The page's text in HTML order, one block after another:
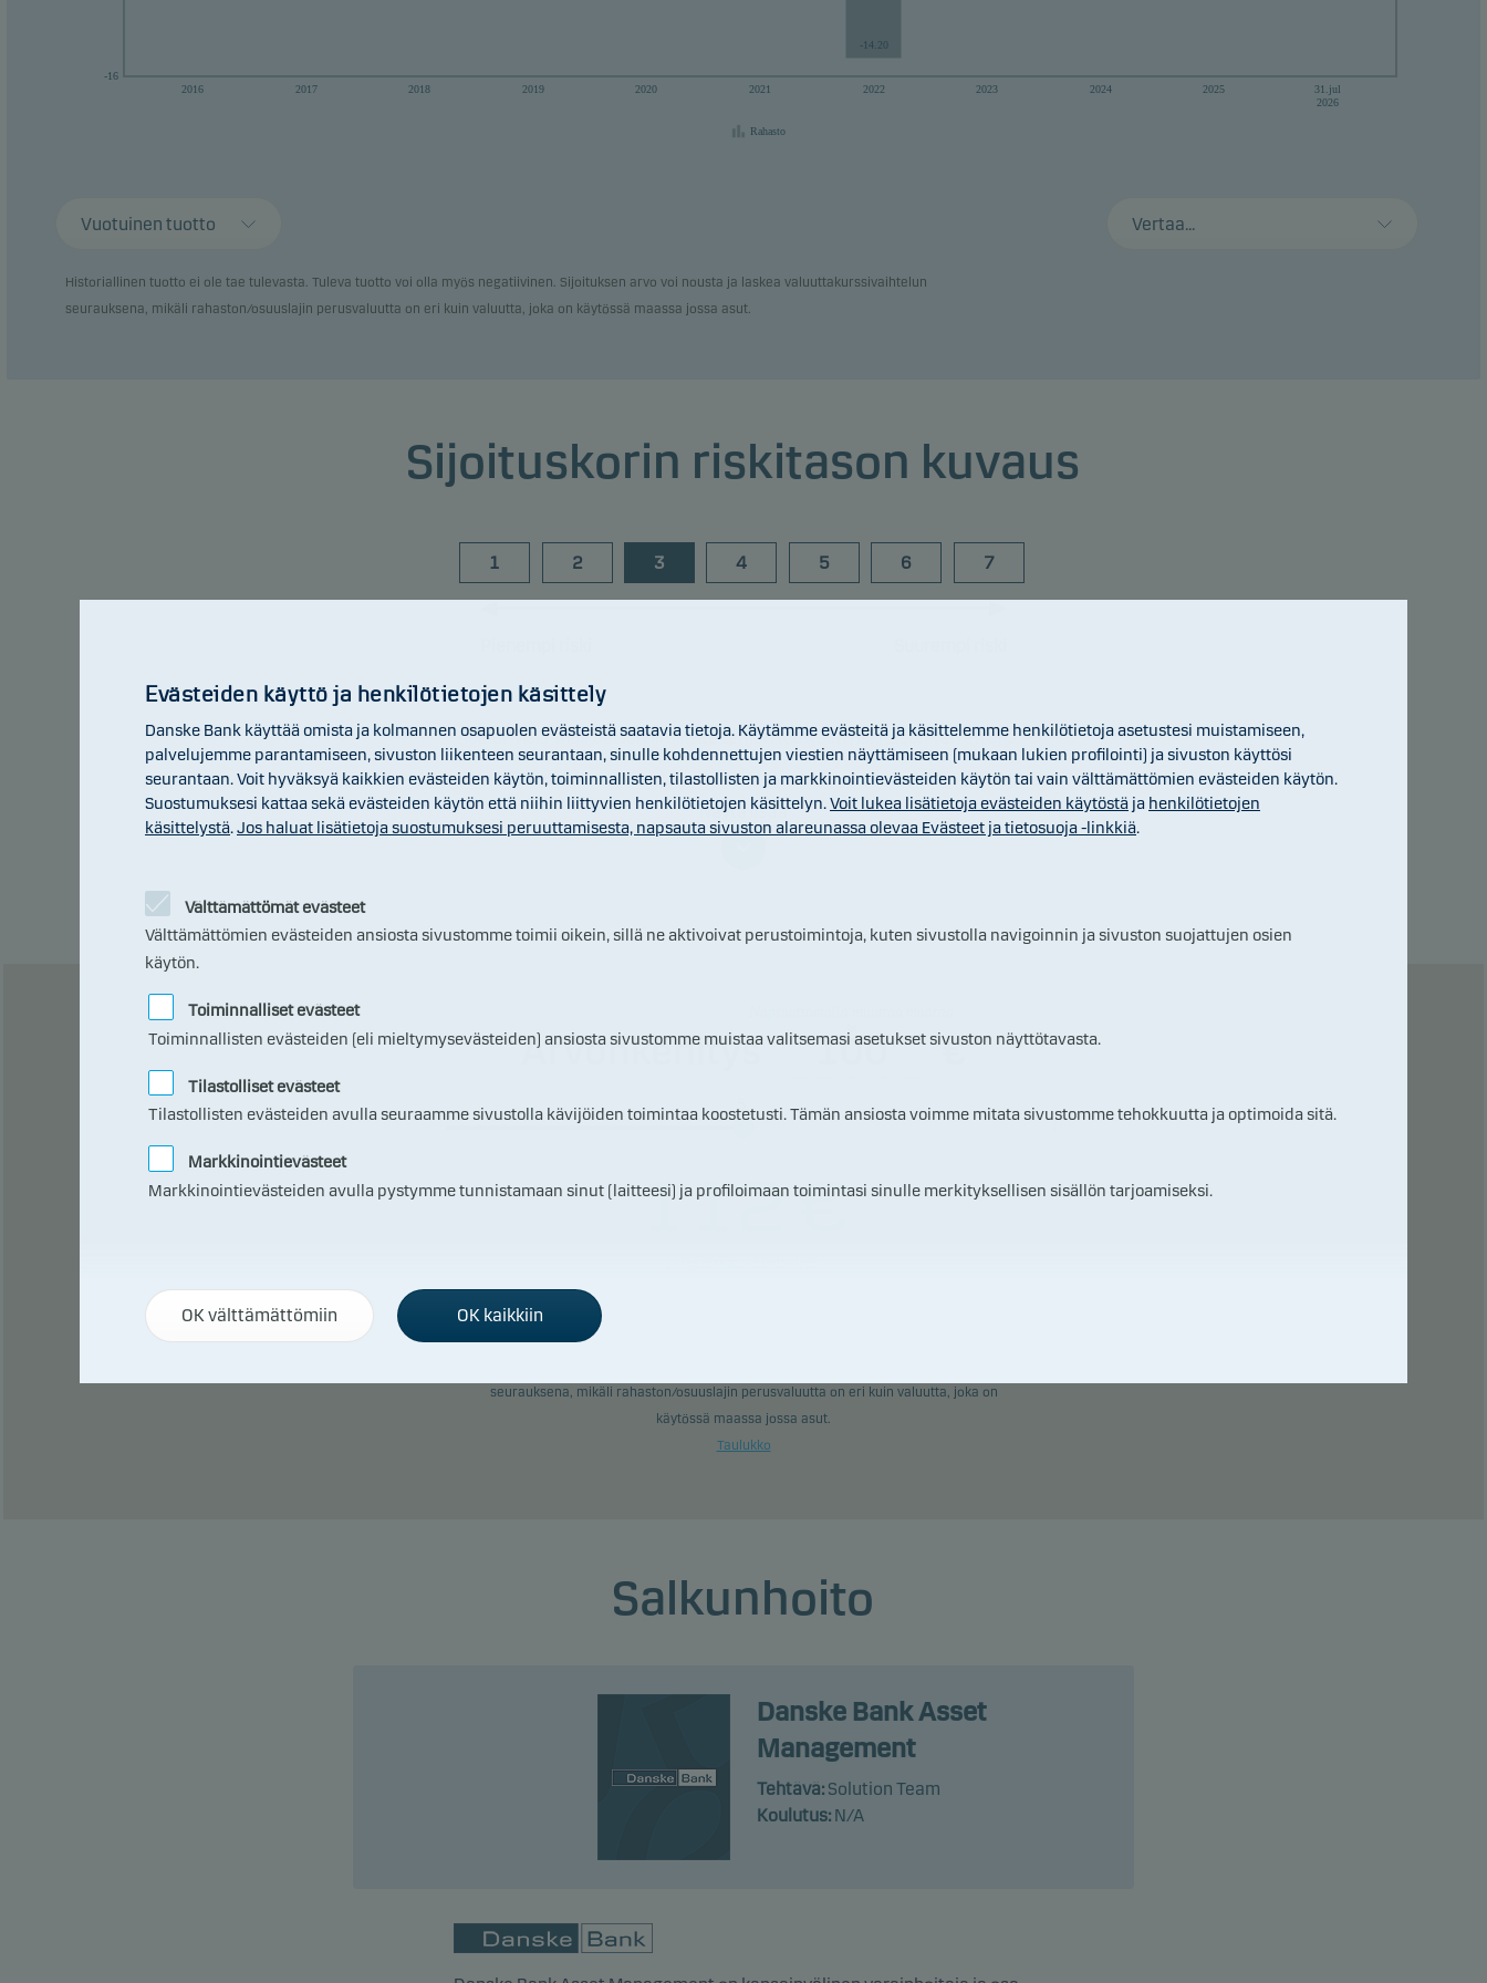
-16
2016 2017 2018 2019 2020 2021 2022 2023 2024 2025
31.jul
2026
-14.20
Rahasto
Vuotuinen tuotto Vertaa...
Historiallinen tuotto ei ole tae tulevasta. Tuleva tuotto voi olla myös negatiivinen. Sijoituksen arvo voi nousta ja laskea valuuttakurssivaihtelun
seurauksena, mikäli rahaston/osuuslajin perusvaluutta on eri kuin valuutta, joka on käytössä maassa jossa asut.
Sijoituskorin riskitason kuvaus
1 2 3 4 5 6 7
Yleinen riski-indikaattori ilmaisee tämän tuotteen riskitason verrattuna
muihin tuotteisiin. Sen avulla kerrotaan, kuinka todennäköisesti
tuotteella menetetään rahaa markkinatapahtumien takia tai sen vuoksi,
ettei tuotteen kehittäjä pysty maksamaan sijoittajalle.
Näytä lisää
Arvonkehitys €
5
112€
Historiallinen tuotto ei ole tae tulevasta. Tuleva tuotto voi olla myös
seurauksena, mikäli rahaston/osuuslajin perusvaluutta on eri kuin valuutta, joka on
käytössä maassa jossa asut.
Taulukko
Salkunhoito
Danske Bank Asset
Management
Tehtävä:Solution Team
Koulutus:N/A
Evästeiden käyttö ja henkilötietojen käsittely
Danske Bank käyttää omista ja kolmannen osapuolen evästeistä saatavia tietoja. Käytämme evästeitä ja käsittelemme henkilötietoja asetustesi muistamiseen,
palvelujemme parantamiseen, sivuston liikenteen seurantaan, sinulle kohdennettujen viestien näyttämiseen (mukaan lukien profilointi) ja sivuston käyttösi
seurantaan. Voit hyväksyä kaikkien evästeiden käytön, toiminnallisten, tilastollisten ja markkinointievästeiden käytön tai vain välttämättömien evästeiden käytön.
Suostumuksesi kattaa sekä evästeiden käytön että niihin liittyvien henkilötietojen käsittelyn.Voit lukea lisätietoja evästeiden käytöstä ja henkilötietojen
käsittelystä.Jos haluat lisätietoja suostumuksesi peruuttamisesta, napsauta sivuston alareunassa olevaa Evästeet ja tietosuoja -linkkiä.
Välttämättömät evästeet
Välttämättömien evästeiden ansiosta sivustomme toimii oikein, sillä ne aktivoivat perustoimintoja, kuten sivustolla navigoinnin ja sivuston suojattujen osien
käytön.
Toiminnalliset evästeet
Toiminnallisten evästeiden (eli mieltymysevästeiden) ansiosta sivustomme muistaa valitsemasi asetukset sivuston näyttötavasta.
Tilastolliset evästeet
Tilastollisten evästeiden avulla seuraamme sivustolla kävijöiden toimintaa koostetusti. Tämän ansiosta voimme mitata sivustomme tehokkuutta ja optimoida sitä.
Markkinointievästeet
Markkinointievästeiden avulla pystymme tunnistamaan sinut (laitteesi) ja profiloimaan toimintasi sinulle merkityksellisen sisällön tarjoamiseksi.
OK välttämättömiin OK kaikkiin